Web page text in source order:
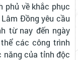
phủ về khắc phục
Đồng yêu cầu
từ nay đến ngày
các công trình
năng của tỉnh độc